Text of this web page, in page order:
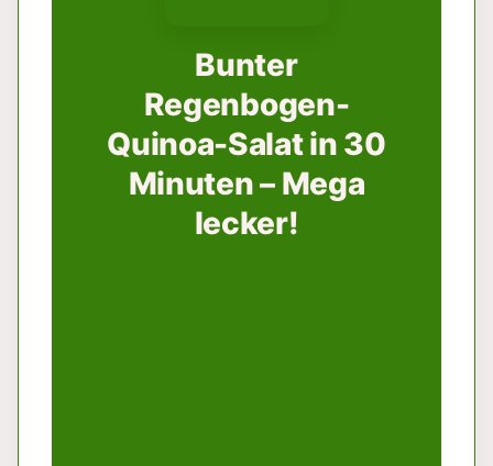
Bunter
Regenbogen-
Quinoa-Salat in 30
Minuten – Mega
lecker!